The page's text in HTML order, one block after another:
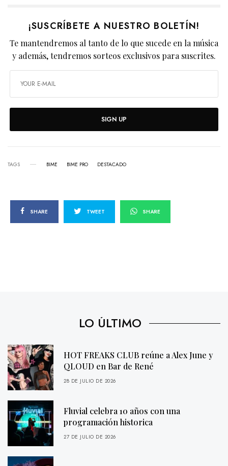
¡SUSCRÍBETE A NUESTRO BOLETÍN!
Te mantendremos al tanto de lo que sucede en la música
y además, tendremos sorteos exclusivos para suscrites.
SIGN UP
TAGS BIME BIME PRO DESTACADO
SHARE TWEET SHARE
LO ÚLTIMO
HOT FREAKS CLUB reúne a Alex June y
QLOUD en Bar de René
28 DE JULIO DE 2026
Fluvial celebra 10 años con una
programación historica
27 DE JULIO DE 2026